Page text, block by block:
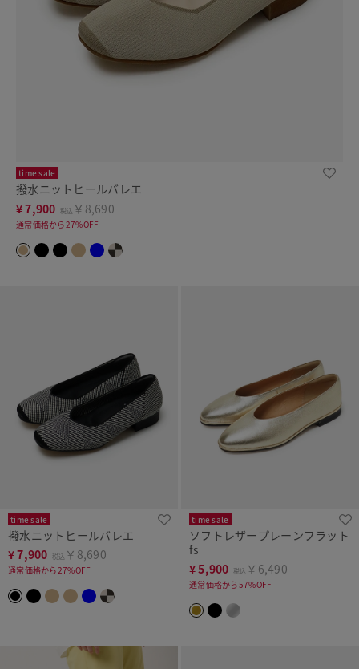
time sale
撥水ニットヒールバレエ
¥7,900 税込 ￥8,690
通常価格から27%OFF
time sale
撥水ニットヒールバレエ
¥7,900 税込 ￥8,690
通常価格から27%OFF
time sale
ソフトレザープレーンフラット
fs
¥5,900 税込 ￥6,490
通常価格から57%OFF